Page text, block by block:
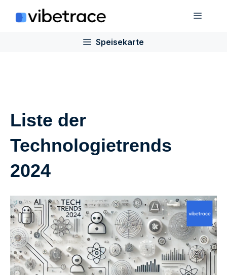
Inhalt
Speisekarte
Liste der
Technologietrends
2024